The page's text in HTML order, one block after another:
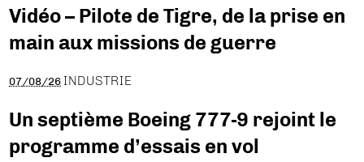
Vidéo – Pilote de Tigre, de la prise en
main aux missions de guerre
07/08/26 INDUSTRIE
Un septième Boeing 777-9 rejoint le
programme d’essais en vol